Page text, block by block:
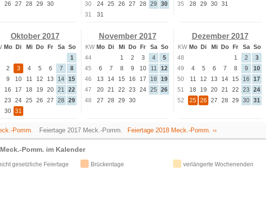
26 27 28 29 30
30
24 25 26 27 28 29
30
31
31
35
28 29 30 31
Oktober 2017
Mo Di Mi Do Fr Sa So
1
2 3 4 5 6 7
8
9 10 11 12 13 14 15
16 17 18 19 20 21
22
23 24 25 26 27 28
29
30 31
November 2017
KW Mo Di Mi Do Fr Sa So
44
1 2 3 4
5
45
6 7 8 9 10 11
12
46
13 14 15 16 17 18
19
47
20 21 22 23 24 25
26
48
27 28 29 30
Dezember 2017
KW Mo Di Mi Do Fr Sa So
48
1 2
3
49
4 5 6 7 8 9
10
50
11 12 13 14 15 16
17
51
18 19 20 21 22 23
24
52
25 26 27 28 29 30 31
Pomm. Feiertage 2017 Meck.-Pomm. Feiertage 2018 Meck.-Pomm. ››
Pomm. im Kalender
gesetzliche Feiertage Brückentage verlängerte Wochenenden